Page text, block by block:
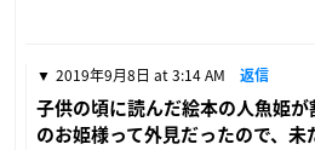
2019年9月8日 at 3:14 AM 返信
子供の頃に読んだ絵本の人魚姫
のお姫様って外見だったので、未